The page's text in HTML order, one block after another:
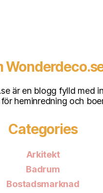
är en blogg fylld med
heminredning och
Categories
Arkitekt
Badrum
Bostadsmarknad